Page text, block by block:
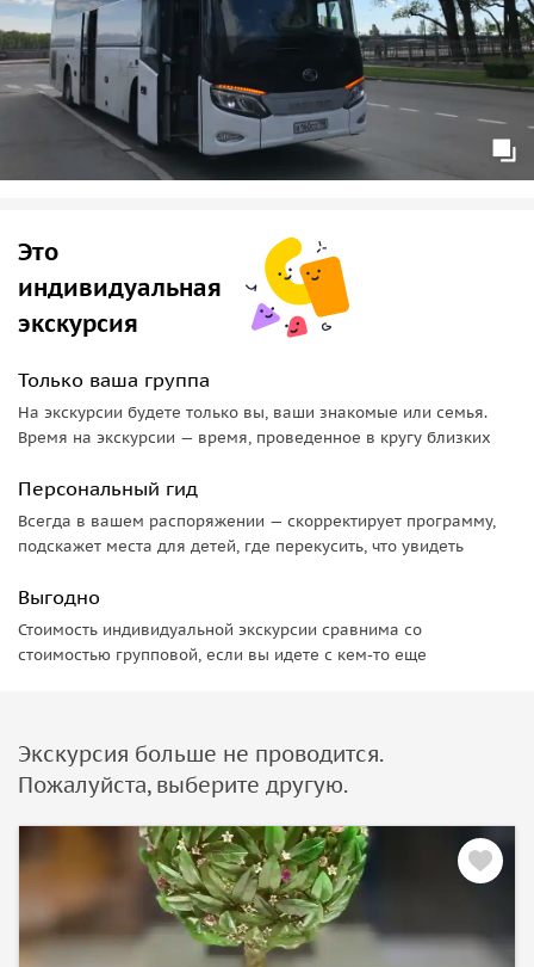
Это
индивидуальная
экскурсия
Только ваша группа
На экскурсии будете только вы, ваши знакомые или семья.
Время на экскурсии — время, проведенное в кругу близких
Персональный гид
Всегда в вашем распоряжении — скорректирует программу,
подскажет места для детей, где перекусить, что увидеть
Выгодно
Стоимость индивидуальной экскурсии сравнима со
стоимостью групповой, если вы идете с кем-то еще
Экскурсия больше не проводится.
Пожалуйста, выберите другую.